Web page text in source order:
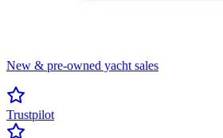
New & pre-owned yacht sales
Trustpilot